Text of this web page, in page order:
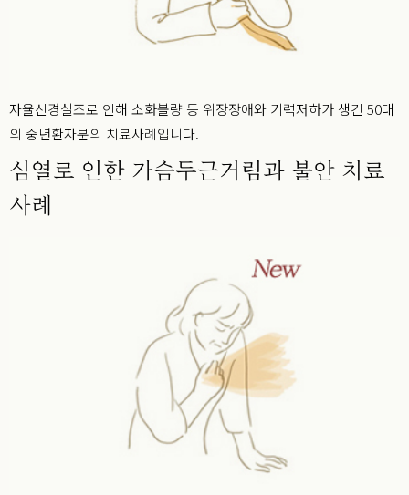
자율신경실조로 인해 소화불량 등 위장장애와 기력저하가 생긴 50대
의 중년환자분의 치료사례입니다.
심열로 인한 가슴두근거림과 불안 치료
사례